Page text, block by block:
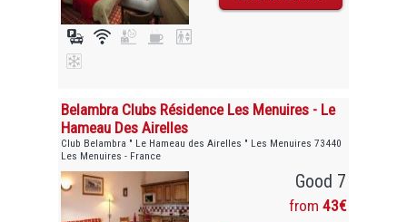
Belambra Clubs Résidence Les Menuires - Le
Hameau Des Airelles
Club Belambra " Le Hameau des Airelles " Les Menuires 73440
Les Menuires - France
Good 7
from 43€